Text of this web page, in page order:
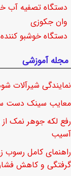
دستگاه تصفیه آب
وان جکوزی
دستگاه خوشبو
مجله آموزشی
نمایندگی شیرآلات
معایب سینک دست
رفع لکه جوهر نمک
آسیب
راهنمای کامل رسوب
گرفتگی و کاهش